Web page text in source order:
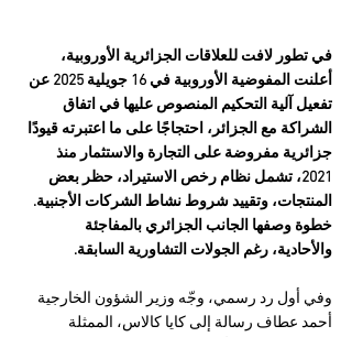
في تطور لافت للعلاقات الجزائرية الأوروبية،
أعلنت المفوضية الأوروبية في 16 جويلية 2025 عن
تفعيل آلية التحكيم المنصوص عليها في اتفاق
الشراكة مع الجزائر، احتجاجًا على ما اعتبرته قيودًا
جزائرية مفروضة على التجارة والاستثمار منذ
2021، تشمل نظام رخص الاستيراد، حظر بعض
المنتجات، وتقييد شروط نشاط الشركات الأجنبية.
خطوة وصفها الجانب الجزائري بالمفاجئة
والأحادية، رغم الجولات التشاورية السابقة.
وفي أول رد رسمي، وجّه وزير الشؤون الخارجية
أحمد عطاف رسالة إلى كايا كالاس، الممثلة